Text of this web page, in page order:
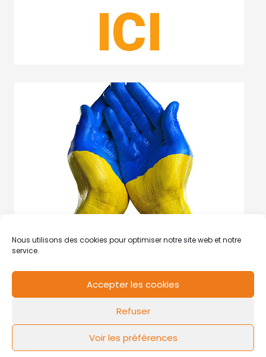
Nous utilisons des cookies pour optimiser notre site web et notre
service.
Accepter les cookies
Refuser
Voir les préférences
Mentions légales Politique de cookies
FLOW44